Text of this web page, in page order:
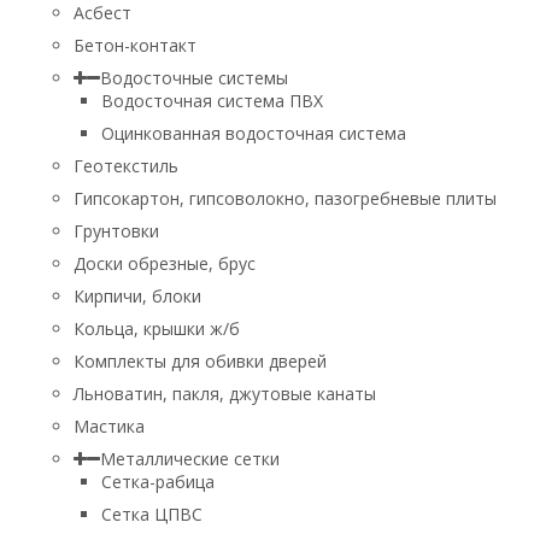
Асбест
Бетон-контакт
Водосточные системы
Водосточная система ПВХ
Оцинкованная водосточная система
Геотекстиль
Гипсокартон, гипсоволокно, пазогребневые плиты
Грунтовки
Доски обрезные, брус
Кирпичи, блоки
Кольца, крышки ж/б
Комплекты для обивки дверей
Льноватин, пакля, джутовые канаты
Мастика
Металлические сетки
Сетка-рабица
Сетка ЦПВС